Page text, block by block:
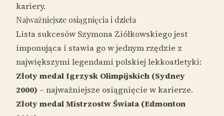
kariery.
Najważniejsze osiągnięcia i dzieła
Lista sukcesów Szymona Ziółkowskiego jest
imponująca i stawia go w jednym rzędzie z
największymi legendami polskiej lekkoatletyki:
Złoty medal Igrzysk Olimpijskich (Sydney
2000) – najważniejsze osiągnięcie w karierze.
Złoty medal Mistrzostw Świata (Edmonton